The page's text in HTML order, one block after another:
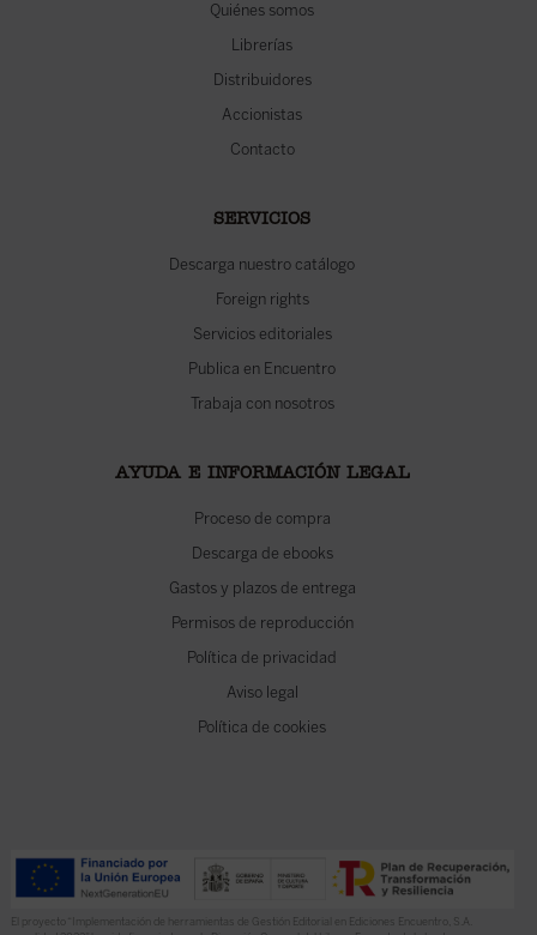
Quiénes somos
Librerías
Distribuidores
Accionistas
Contacto
SERVICIOS
Descarga nuestro catálogo
Foreign rights
Servicios editoriales
Publica en Encuentro
Trabaja con nosotros
AYUDA E INFORMACIÓN LEGAL
Proceso de compra
Descarga de ebooks
Gastos y plazos de entrega
Permisos de reproducción
Política de privacidad
Aviso legal
Política de cookies
El proyecto “Implementación de herramientas de Gestión Editorial en Ediciones Encuentro, S.A.